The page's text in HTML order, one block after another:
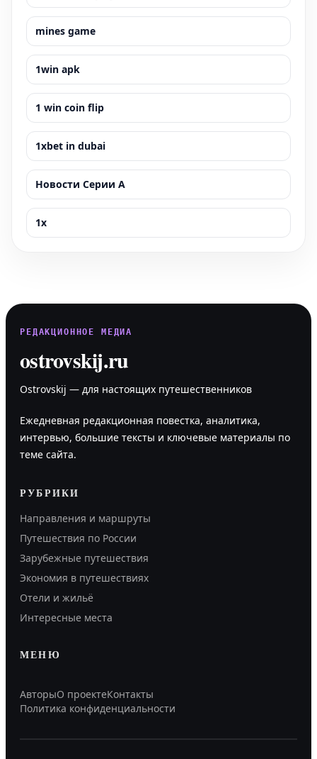
mines game
1win apk
1 win coin flip
1xbet in dubai
Новости Серии А
1x
РЕДАКЦИОННОЕ МЕДИА
ostrovskij.ru
Ostrovskij — для настоящих путешественников
Ежедневная редакционная повестка, аналитика,
интервью, большие тексты и ключевые материалы по
теме сайта.
РУБРИКИ
Направления и маршруты
Путешествия по России
Зарубежные путешествия
Экономия в путешествиях
Отели и жильё
Интересные места
МЕНЮ
АвторыО проектеКонтакты
Политика конфиденциальности